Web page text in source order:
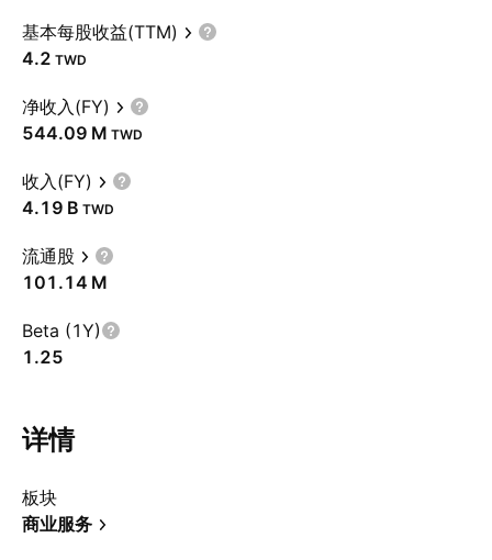
基本每股收益(TTM)
4.2 TWD
净收入(FY)
‪544.09 M‬ TWD
收入(FY)
‪4.19 B‬ TWD
流通股
‪101.14 M‬
Beta (1Y)
1.25
详情
板块
商业服务